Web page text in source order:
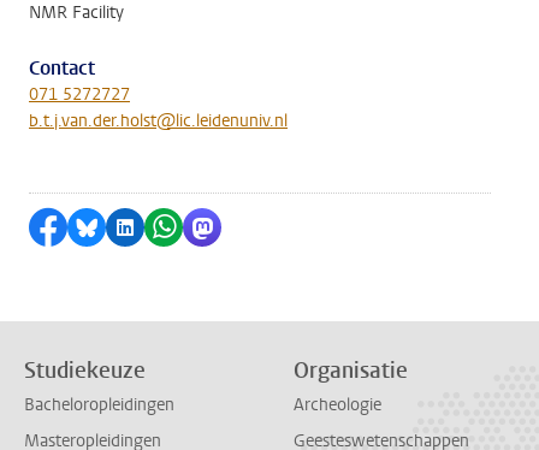
NMR Facility
Contact
071 5272727
b.t.j.van.der.holst@lic.leidenuniv.nl
Delen op Facebook
Delen via Bluesky
Delen op LinkedIn
Delen via WhatsApp
Delen via Mastodon
Studiekeuze
Bacheloropleidingen
Masteropleidingen
Organisatie
Archeologie
Geesteswetenschappen